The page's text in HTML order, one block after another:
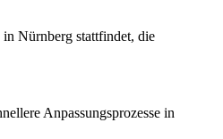
Nürnberg stattfindet, die
Anpassungsprozesse in